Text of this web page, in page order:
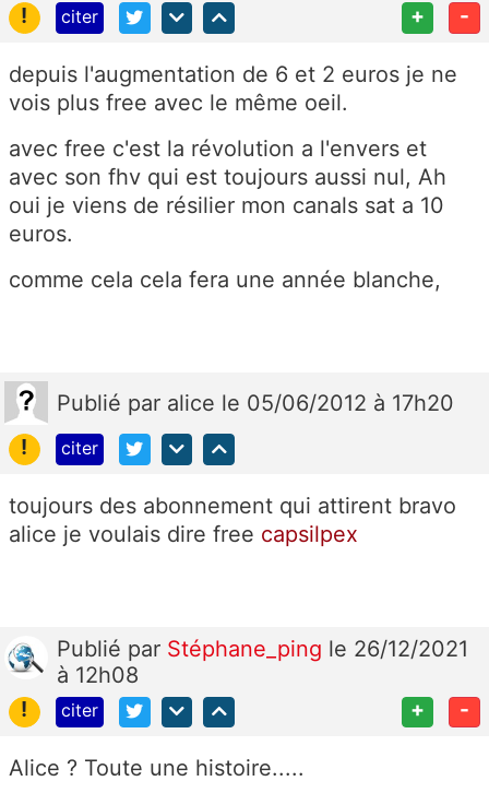
!
citer + -
depuis l'augmentation de 6 et 2 euros je ne
vois plus free avec le même oeil.
avec free c'est la révolution a l'envers et
avec son fhv qui est toujours aussi nul, Ah
oui je viens de résilier mon canals sat a 10
euros.
comme cela cela fera une année blanche,
Publié par alice le 05/06/2012 à 17h20
!
citer
toujours des abonnement qui attirent bravo
alice je voulais dire free capsilpex
Publié par Stéphane_ping le 26/12/2021
à 12h08
!
citer + -
Alice ? Toute une histoire.....